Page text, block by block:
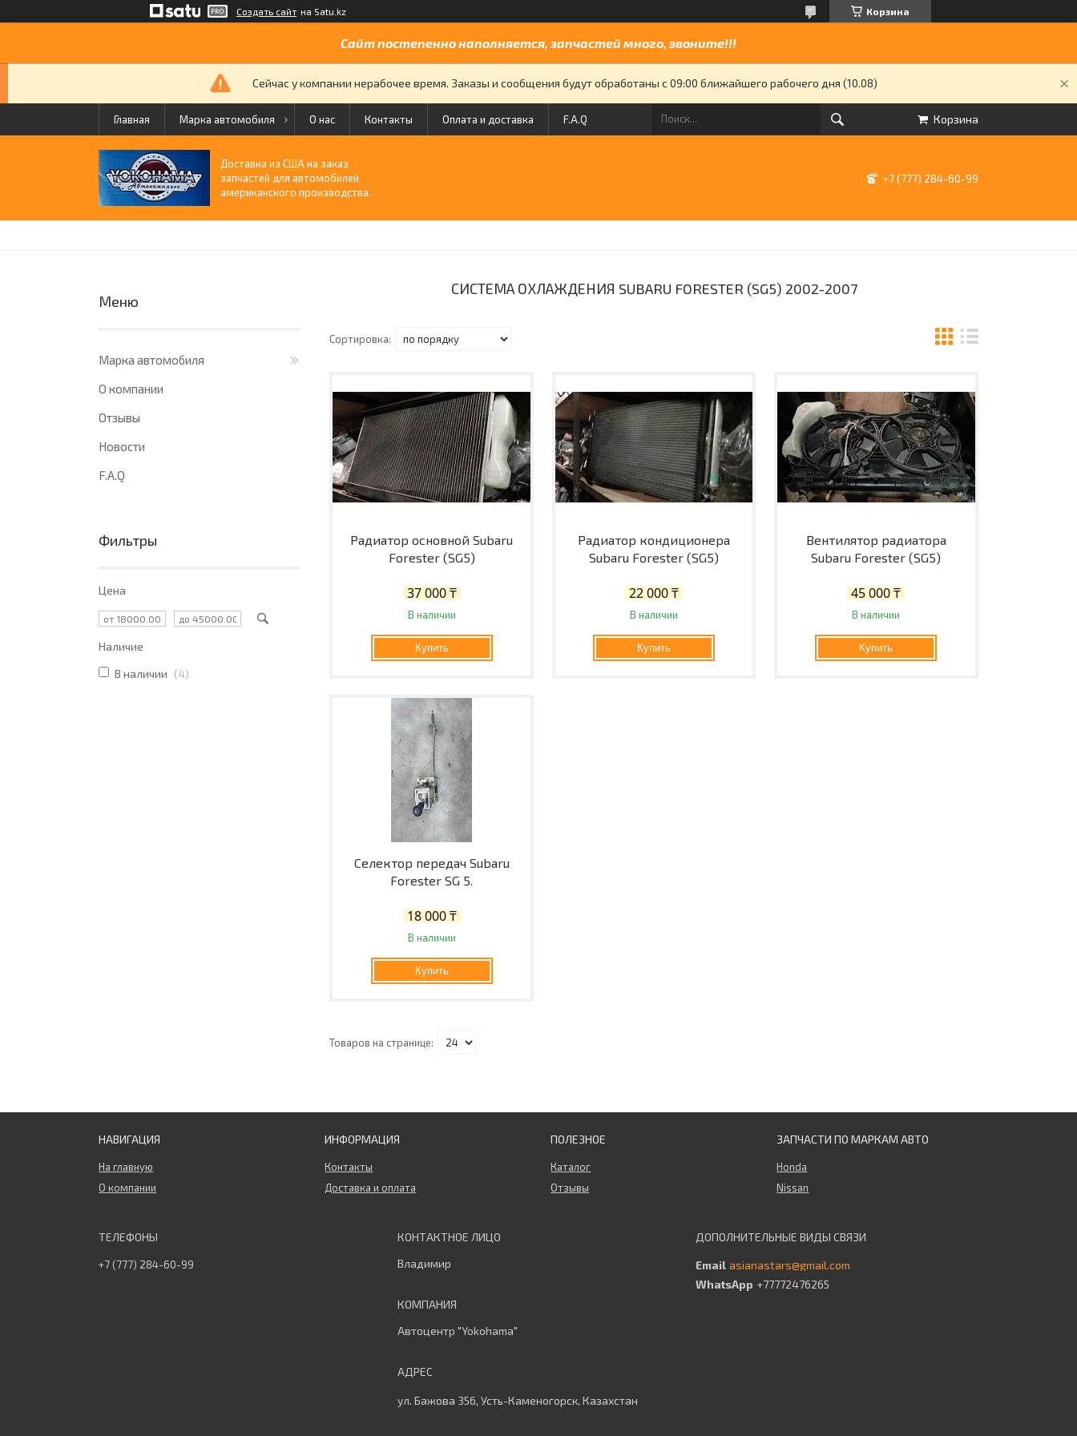
Создать сайт на Satu.kz Корзина
Сайт постепенно наполняется, запчастей много, звоните!!!
Сейчас у компании нерабочее время. Заказы и сообщения будут обработаны с 09:00 ближайшего рабочего дня (10.08)
Главная Марка автомобиля О нас Контакты Оплата и доставка F.A.Q Корзина
Доставка из США на заказ
запчастей для автомобилей
американского производства.
+7 (777) 284-60-99
СИСТЕМА ОХЛАЖДЕНИЯ SUBARU FORESTER (SG5) 2002-2007
Радиатор основной Subaru
Forester (SG5)
37 000 ₸
В наличии
Купить
Радиатор кондиционера
Subaru Forester (SG5)
22 000 ₸
В наличии
Купить
Вентилятор радиатора
Subaru Forester (SG5)
45 000 ₸
В наличии
Купить
Селектор передач Subaru
Forester SG 5.
18 000 ₸
В наличии
Купить
Марка автомобиля
О компании
Отзывы
Новости
F.A.Q
Фильтры
Цена
Наличие
В наличии
4
НАВИГАЦИЯ
На главную
О компании
ИНФОРМАЦИЯ
Контакты
Доставка и оплата
ПОЛЕЗНОЕ
Каталог
Отзывы
ЗАПЧАСТИ ПО МАРКАМ АВТО
Honda
Nissan
+7 (777) 284-60-99 Владимир
Автоцентр "Yokohama"
ул. Бажова 356, Усть-Каменогорск, Казахстан
asianastars@gmail.com
+77772476265